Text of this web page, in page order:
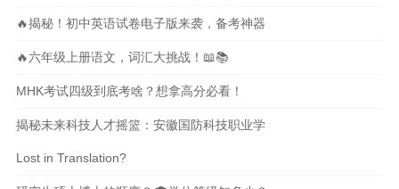
🔥揭秘！初中英语试卷电子版来袭，备考神器
🔥六年级上册语文，词汇大挑战！📖📚
MHK考试四级到底考啥？想拿高分必看！
揭秘未来科技人才摇篮：安徽国防科技职业学
Lost in Translation?